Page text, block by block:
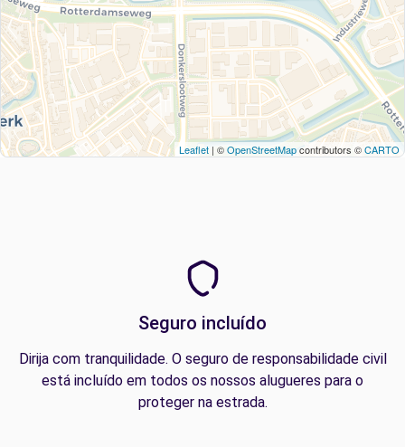
Leaflet | ©OpenStreetMapcontributors ©CARTO
Seguro incluído
Dirija com tranquilidade. O seguro de responsabilidade civil
está incluído em todos os nossos alugueres para o
proteger na estrada.